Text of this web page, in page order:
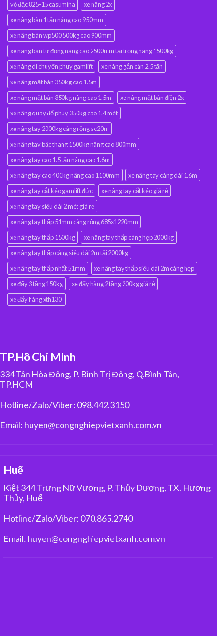
vỏ đặc 825-15 casumina
xe nâng 2x
xe nâng bàn 1 tấn nâng cao 950mm
xe nâng bàn wp500 500kg cao 900mm
xe nâng bán tự động nâng cao 2500mm tải trọng nâng 1500kg
xe nâng di chuyển phuy gamlift
xe nâng gắn cân 2.5 tấn
xe nâng mặt bàn 350kg cao 1.5m
xe nâng mặt bàn 350kg nâng cao 1.5m
xe nâng mặt bàn điện 2x
xe nâng quay đổ phuy 350kg cao 1.4 mét
xe nâng tay 2000kg càng rộng ac20m
xe nâng tay bậc thang 1500kg nâng cao 800mm
xe nâng tay cao 1.5 tấn nâng cao 1.6m
xe nâng tay cao 400kg nâng cao 1100mm
xe nâng tay càng dài 1.6m
xe nâng tay cắt kéo gamlift đức
xe nâng tay cắt kéo giá rẻ
xe nâng tay siêu dài 2 mét giá rẻ
xe nâng tay thấp 51mm càng rộng 685x1220mm
xe nâng tay thấp 1500kg
xe nâng tay thấp càng hẹp 2000kg
xe nâng tay thấp càng siêu dài 2m tải 2000kg
xe nâng tay thấp nhất 51mm
xe nâng tay thấp siêu dài 2m càng hẹp
xe đẩy 3 tầng 150kg
xe đẩy hàng 2 tầng 200kg giá rẻ
xe đẩy hàng xth130l
TP.Hồ Chí Minh
334 Tân Hòa Đông, P. Bình Trị Đông, Q.Bình Tân,
TP.HCM
Hotline/Zalo/Viber: 098.442.3150
Email: huyen@congnghiepvietxanh.com.vn
Huế
Kiệt 344 Trưng Nữ Vương, P. Thủy Dương, TX. Hương
Thủy, Huế
Hotline/Zalo/Viber: 070.865.2740
Email: huyen@congnghiepvietxanh.com.vn